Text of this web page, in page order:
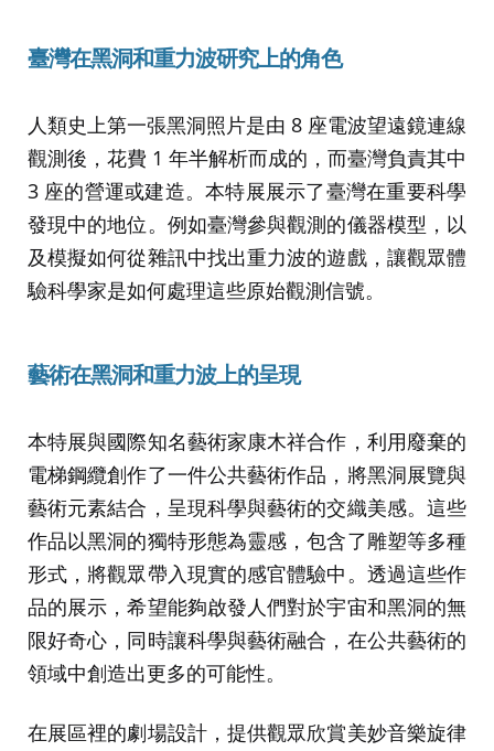
臺灣在黑洞和重力波研究上的角色
人類史上第一張黑洞照片是由 8 座電波望遠鏡連線
觀測後，花費 1 年半解析而成的，而臺灣負責其中
3 座的營運或建造。本特展展示了臺灣在重要科學
發現中的地位。例如臺灣參與觀測的儀器模型，以
及模擬如何從雜訊中找出重力波的遊戲，讓觀眾體
驗科學家是如何處理這些原始觀測信號。
藝術在黑洞和重力波上的呈現
本特展與國際知名藝術家康木祥合作，利用廢棄的
電梯鋼纜創作了一件公共藝術作品，將黑洞展覽與
藝術元素結合，呈現科學與藝術的交織美感。這些
作品以黑洞的獨特形態為靈感，包含了雕塑等多種
形式，將觀眾帶入現實的感官體驗中。透過這些作
品的展示，希望能夠啟發人們對於宇宙和黑洞的無
限好奇心，同時讓科學與藝術融合，在公共藝術的
領域中創造出更多的可能性。
在展區裡的劇場設計，提供觀眾欣賞美妙音樂旋律